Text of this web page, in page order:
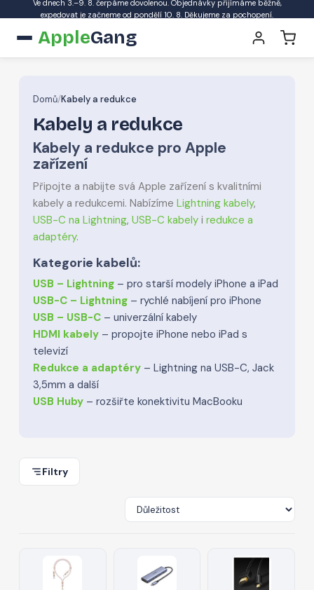
Ve dnech 3.–9. 8. čerpáme dovolenou. Objednávky přijímáme běžně,
expedovat je začneme od pondělí 10. 8. Děkujeme za pochopení.
AppleGang
Domů/Kabely a redukce
Kabely a redukce
Kabely a redukce pro Apple
zařízení
Připojte a nabijte svá Apple zařízení s kvalitními
kabely a redukcemi. Nabízíme Lightning kabely,
USB-C na Lightning, USB-C kabely i redukce a
adaptéry.
Kategorie kabelů:
USB – Lightning – pro starší modely iPhone a iPad
USB-C – Lightning – rychlé nabíjení pro iPhone
USB – USB-C – univerzální kabely
HDMI kabely – propojte iPhone nebo iPad s
televizí
Redukce a adaptéry – Lightning na USB-C, Jack
3,5mm a další
USB Huby – rozšiřte konektivitu MacBooku
Filtry